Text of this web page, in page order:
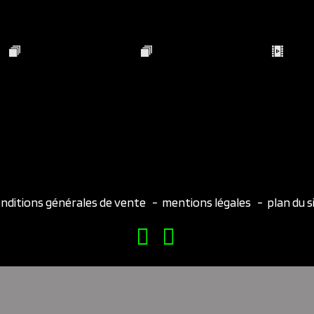
générales de vente - mentions légales - plan du